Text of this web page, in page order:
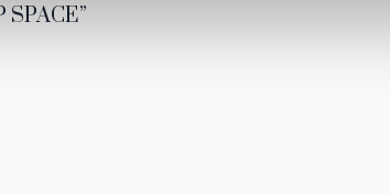
SPACE”